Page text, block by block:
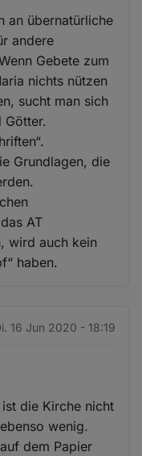
an übernatürliche
andere
Gebete zum
nichts nützen
sucht man sich
Götter.
Grundlagen, die
AT
wird auch kein
haben.
16 Jun 2020 - 18:19
die Kirche nicht
wenig.
dem Papier